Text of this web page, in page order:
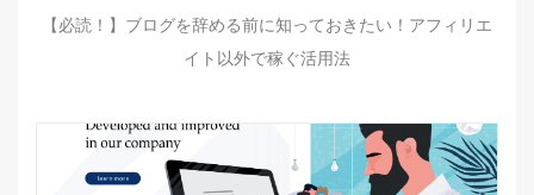
【必読！】ブログを辞める前に知っておきたい！アフィリエ
イト以外で稼ぐ活用法